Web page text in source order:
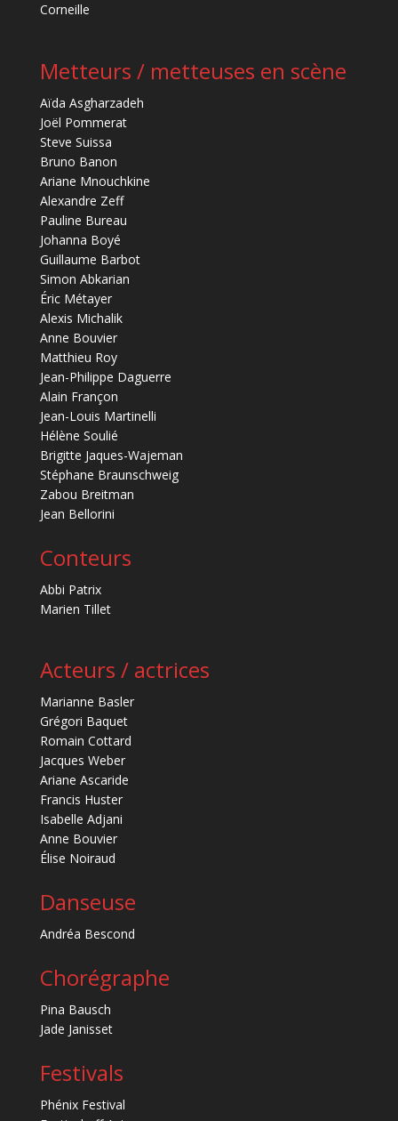
Corneille
Metteurs / metteuses en scène
Aïda Asgharzadeh
Joël Pommerat
Steve Suissa
Bruno Banon
Ariane Mnouchkine
Alexandre Zeff
Pauline Bureau
Johanna Boyé
Guillaume Barbot
Simon Abkarian
Éric Métayer
Alexis Michalik
Anne Bouvier
Matthieu Roy
Jean-Philippe Daguerre
Alain Françon
Jean-Louis Martinelli
Hélène Soulié
Brigitte Jaques-Wajeman
Stéphane Braunschweig
Zabou Breitman
Jean Bellorini
Conteurs
Abbi Patrix
Marien Tillet
Acteurs / actrices
Marianne Basler
Grégori Baquet
Romain Cottard
Jacques Weber
Ariane Ascaride
Francis Huster
Isabelle Adjani
Anne Bouvier
Élise Noiraud
Danseuse
Andréa Bescond
Chorégraphe
Pina Bausch
Jade Janisset
Festivals
Phénix Festival